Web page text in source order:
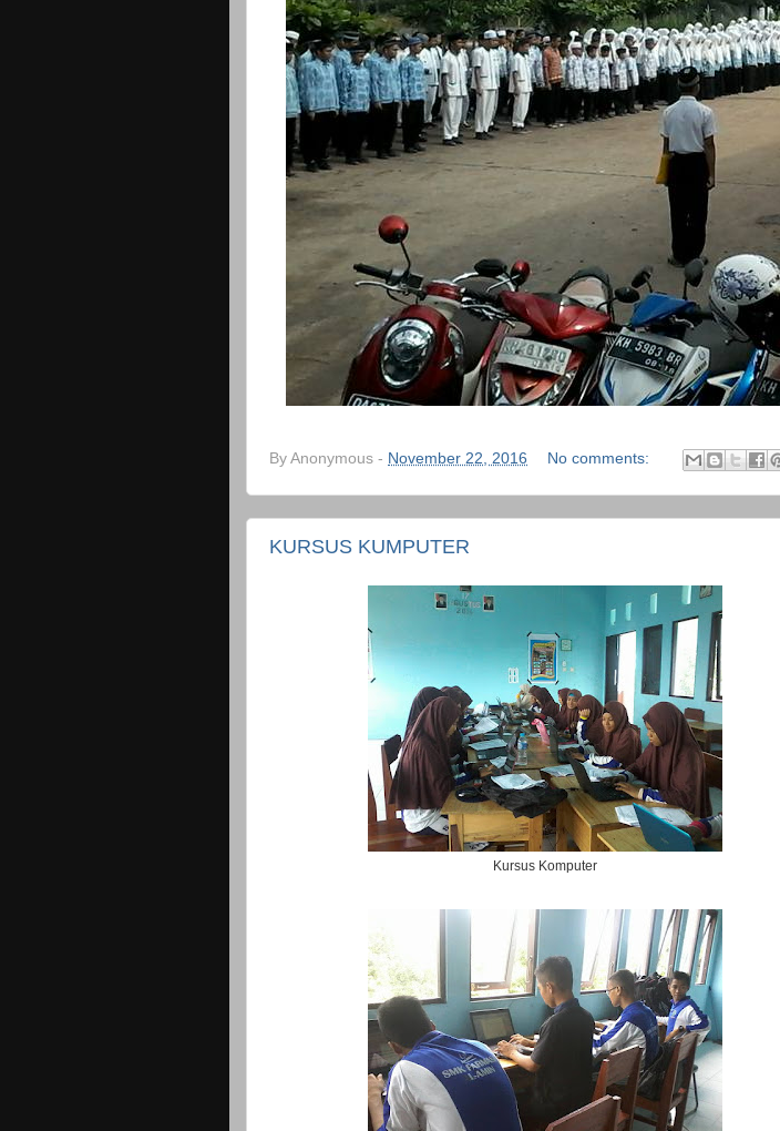
By Anonymous - November 22, 2016 No comments:
KURSUS KUMPUTER
Kursus Komputer